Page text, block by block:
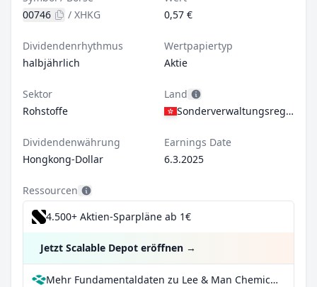
00746
/ XHKG
0,57 €
Dividendenrhythmus
halbjährlich
Wertpapiertyp
Aktie
Sektor
Rohstoffe
Land
Sonderverwaltungsregion Hongkong
Dividendenwährung
Hongkong-Dollar
Earnings Date
6.3.2025
Ressourcen
4.500+ Aktien-Sparpläne ab 1€
Jetzt Scalable Depot eröffnen →
Mehr Fundamentaldaten zu Lee & Man Chemical Co Ltd bei Parqet